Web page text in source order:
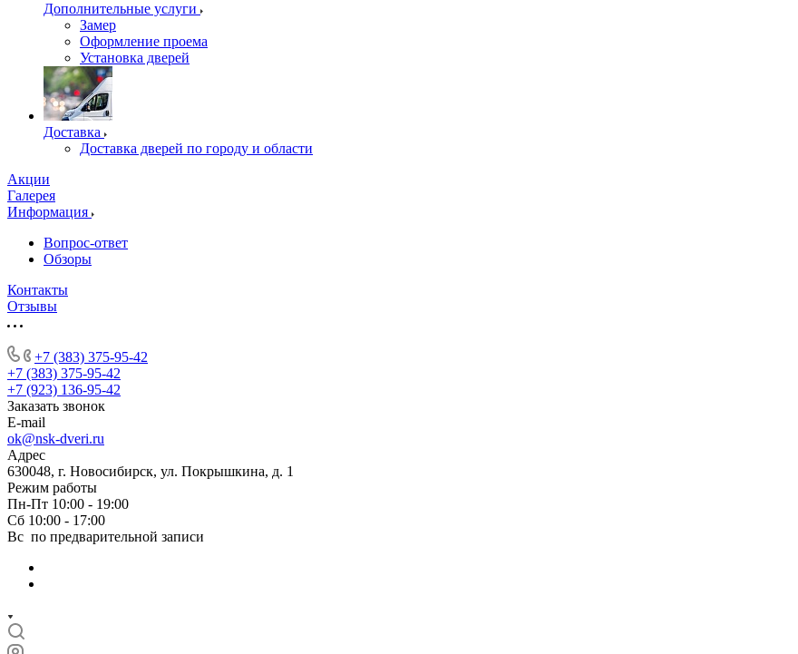
Дополнительные услуги
Замер
Оформление проема
Установка дверей
Доставка
Доставка дверей по городу и области
Акции
Галерея
Информация
Вопрос-ответ
Обзоры
Контакты
Отзывы
+7 (383) 375-95-42
+7 (383) 375-95-42
+7 (923) 136-95-42
Заказать звонок
E-mail
ok@nsk-dveri.ru
Адрес
630048, г. Новосибирск, ул. Покрышкина, д. 1
Режим работы
Пн-Пт 10:00 - 19:00
Сб 10:00 - 17:00
Вс по предварительной записи